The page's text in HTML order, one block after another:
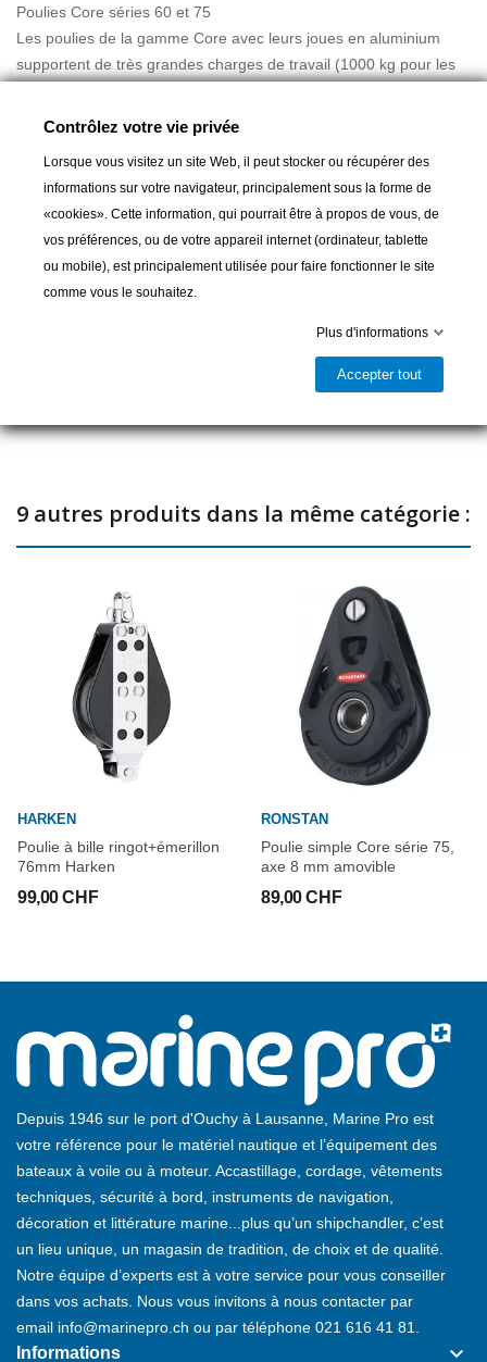
Poulies Core séries 60 et 75
Les poulies de la gamme Core avec leurs joues en aluminium
supportent de très grandes charges de travail (1000 kg pour les
prévues pour une utilisation multiple sur des bateaux jusqu'à 13
Leur roulement à billes en acétal garantit une friction minimale
pour les charges dynamiques et les charges plus élevées sont
supportées par un palier lisse
Les poulies Core constituent une bonne alternative aux poulies
Roulement à billes en acétal combiné avec palier lisse.
Pour cordages jusqu'à: Ø 14 mm
Ajouter au panier
9 autres produits dans la même catégorie :
HARKEN
Poulie à bille ringot+émerillon
76mm Harken
99,00 CHF
RONSTAN
Poulie simple Core série 75,
axe 8 mm amovible
89,00 CHF
Depuis 1946 sur le port d'Ouchy à Lausanne, Marine Pro est
votre référence pour le matériel nautique et l’équipement des
bateaux à voile ou à moteur. Accastillage, cordage, vêtements
techniques, sécurité à bord, instruments de navigation,
décoration et littérature marine...plus qu’un shipchandler, c’est
un lieu unique, un magasin de tradition, de choix et de qualité.
Notre équipe d’experts est à votre service pour vous conseiller
dans vos achats. Nous vous invitons à nous contacter par
email info@marinepro.ch ou par téléphone 021 616 41 81
Informations keyboard_arrow_down
Contrôlez votre vie privée
Lorsque vous visitez un site Web, il peut stocker ou récupérer des
informations sur votre navigateur, principalement sous la forme de
«cookies». Cette information, qui pourrait être à propos de vous, de
vos préférences, ou de votre appareil internet (ordinateur, tablette
ou mobile), est principalement utilisée pour faire fonctionner le site
comme vous le souhaitez.
Plus d'informations
Accepter tout